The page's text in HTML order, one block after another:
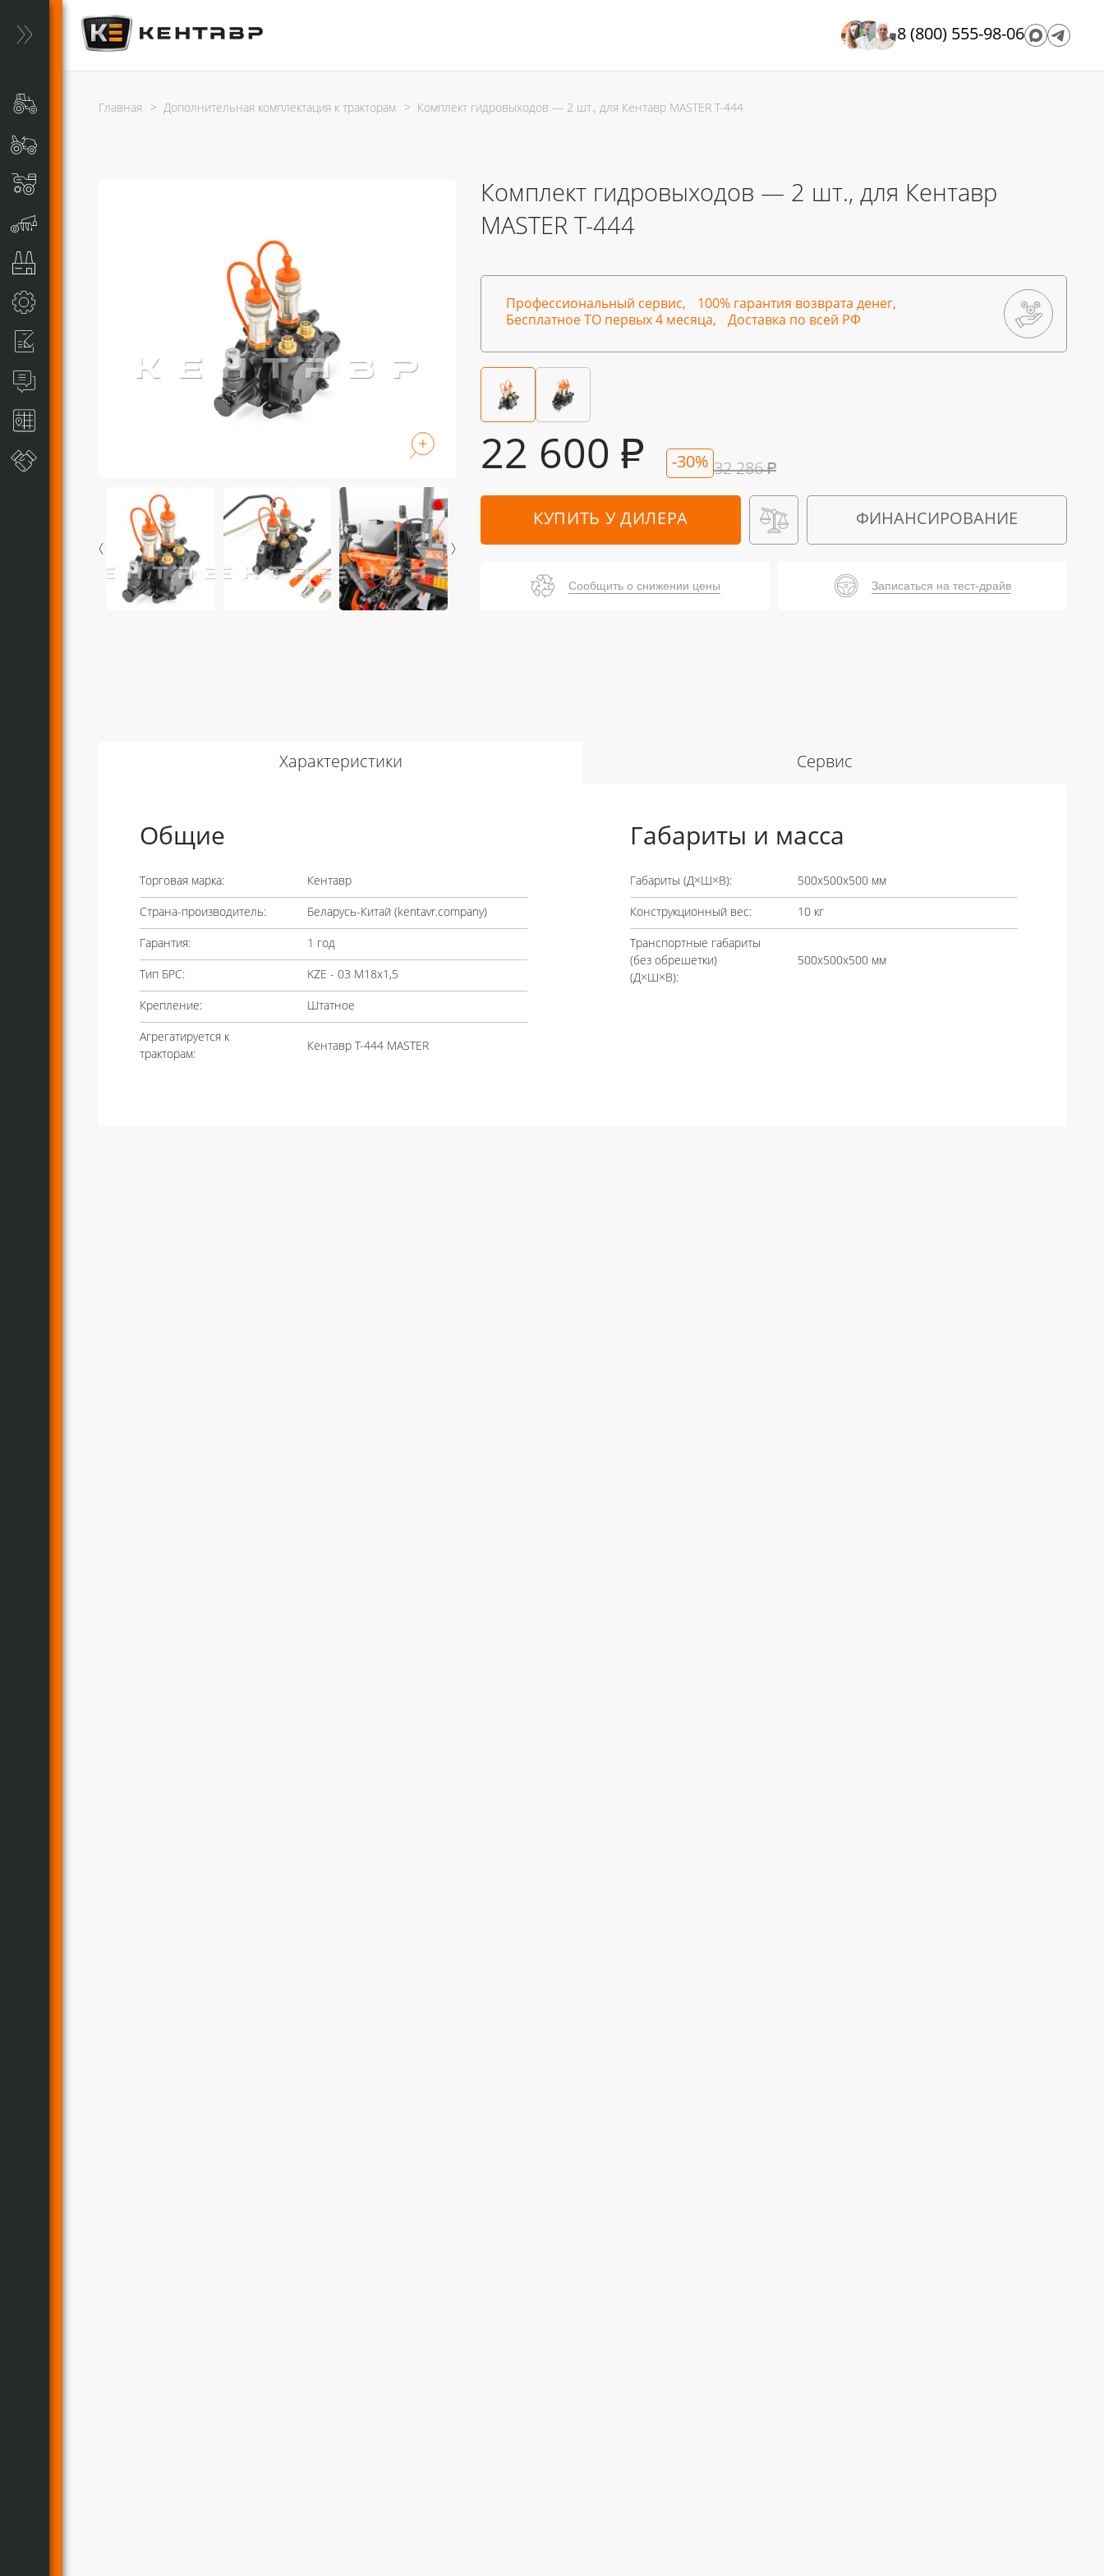
8 (800) 555-98-06
Главная > Дополнительная комплектация к тракторам > Комплект гидровыходов — 2 шт., для Кентавр MASTER T-444
Комплект гидровыходов — 2 шт., для Кентавр
MASTER T-444
Профессиональный сервис,
100% гарантия возврата денег,
Бесплатное ТО первых 4 месяца,
Доставка по всей РФ
32 286₽
-30%
22 600 ₽
КУПИТЬ У ДИЛЕРА ФИНАНСИРОВАНИЕ
Сообщить о снижении цены Записаться на тест-драйв
Характеристики Сервис
Общие
Торговая марка: Кентавр
Страна-производитель: Беларусь-Китай ( kentavr.company)
Гарантия: 1 год
Тип БРС: KZE - 03 М18х1,5
Крепление: Штатное
Агрегатируется к
тракторам:
Кентавр T-444 MASTER
Габариты и масса
Габариты (Д×Ш×В): 500х500х500 мм
Конструкционный вес: 10 кг
Транспортные габариты
(без обрешетки)
(Д×Ш×В):
500х500х500 мм